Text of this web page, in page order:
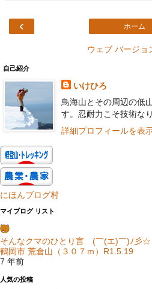
‹ ホーム
ウェブ バージョ
自己紹介
いけひろ
鳥海山とその周辺の低
す。忍耐力こそ技術な
詳細プロフィールを表
にほんブログ村
マイブログ リスト
そんなクマのひとり言 (￣(エ)￣)ﾉ彡☆
鶴岡市 荒倉山（３０７ｍ）R1.5.19
7 年前
人気の投稿